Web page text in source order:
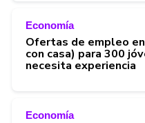
Economía
Ofertas de empleo
con casa) para 300
necesita experiencia
Economía